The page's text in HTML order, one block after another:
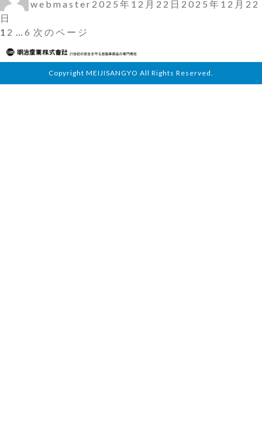
稿
webmaster 稿
2025年12月22日 2025年12月22
日
Posts
pagination
固
ペ
ジ
1 固
定
ペ
ー
2 … 固
定
ペ
ー
6 次のページ
Copyright MEIJISANGYO All Rights Reserved.